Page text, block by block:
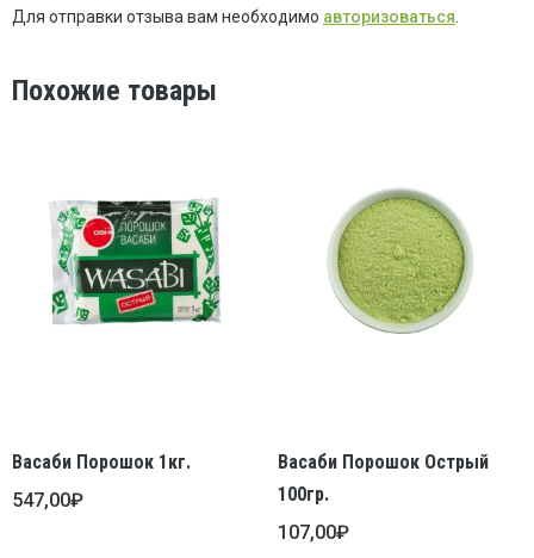
Для отправки отзыва вам необходимо авторизоваться
Похожие товары
Васаби Порошок 1кг.
547,00₽
Васаби Порошок Острый
100гр.
107,00₽